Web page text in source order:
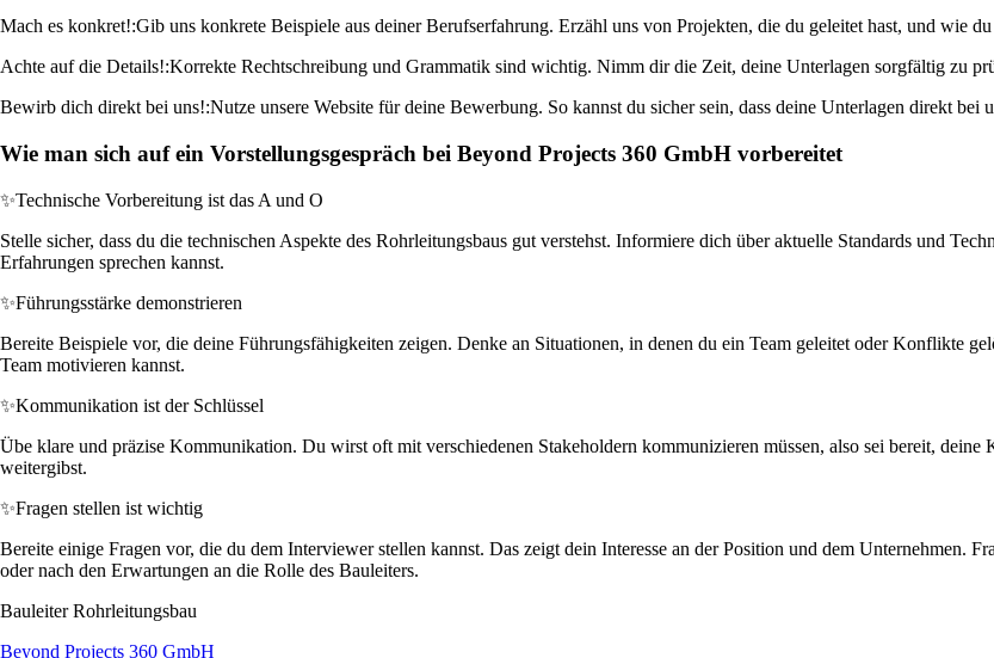
Mach es konkret!:Gib uns konkrete Beispiele aus deiner Berufserfahrung. Erzähl uns von Projekten, die du geleitet hast, und wie
Achte auf die Details!:Korrekte Rechtschreibung und Grammatik sind wichtig. Nimm dir die Zeit, deine Unterlagen sorgfältig zu
Bewirb dich direkt bei uns!:Nutze unsere Website für deine Bewerbung. So kannst du sicher sein, dass deine Unterlagen direkt
Wie man sich auf ein Vorstellungsgespräch bei Beyond Projects 360 GmbH vorbereitet
✨Technische Vorbereitung ist das A und O
Stelle sicher, dass du die technischen Aspekte des Rohrleitungsbaus gut verstehst. Informiere dich über aktuelle Standards und
Erfahrungen sprechen kannst.
✨Führungsstärke demonstrieren
Bereite Beispiele vor, die deine Führungsfähigkeiten zeigen. Denke an Situationen, in denen du ein Team geleitet oder Konflikte
Team motivieren kannst.
✨Kommunikation ist der Schlüssel
Übe klare und präzise Kommunikation. Du wirst oft mit verschiedenen Stakeholdern kommunizieren müssen, also sei bereit,
weitergibst.
✨Fragen stellen ist wichtig
Bereite einige Fragen vor, die du dem Interviewer stellen kannst. Das zeigt dein Interesse an der Position und dem Unternehmen.
oder nach den Erwartungen an die Rolle des Bauleiters.
Bauleiter Rohrleitungsbau
Beyond Projects 360 GmbH